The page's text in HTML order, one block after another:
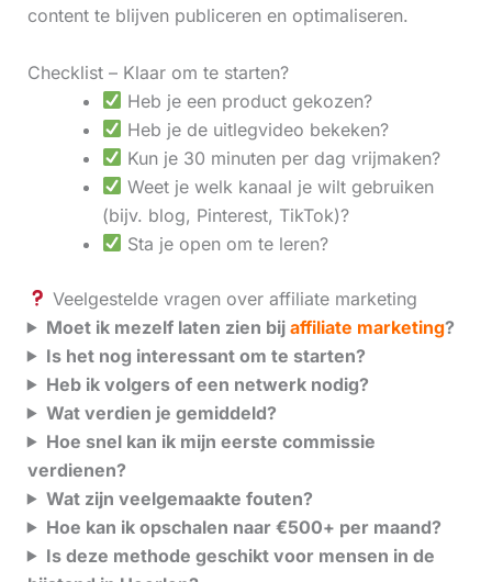
content te blijven publiceren en optimaliseren.
Checklist – Klaar om te starten?
Heb je een product gekozen?
Heb je de uitlegvideo bekeken?
Kun je 30 minuten per dag vrijmaken?
Weet je welk kanaal je wilt gebruiken
(bijv. blog, Pinterest, TikTok)?
Sta je open om te leren?
Veelgestelde vragen over affiliate marketing
Moet ik mezelf laten zien bij affiliate marketing?
Is het nog interessant om te starten?
Heb ik volgers of een netwerk nodig?
Wat verdien je gemiddeld?
Hoe snel kan ik mijn eerste commissie
verdienen?
Wat zijn veelgemaakte fouten?
Hoe kan ik opschalen naar €500+ per maand?
Is deze methode geschikt voor mensen in de